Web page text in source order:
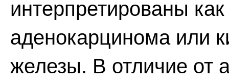
интерпретированы
аденокарцинома или
железы. В отличие от